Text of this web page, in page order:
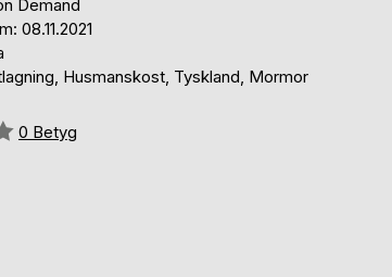
Demand
08.11.2021
Husmanskost, Tyskland, Mormor
0 Betyg